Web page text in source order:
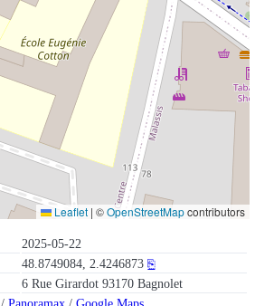
2025-05-22
48.8749084, 2.4246873 ⎘
6 Rue Girardot 93170 Bagnolet
/Panoramax /Google Maps
Leaflet | ©OpenStreetMapcontributors